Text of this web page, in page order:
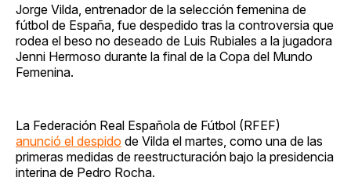
Jorge Vilda, entrenador de la selección femenina de
fútbol de España, fue despedido tras la controversia que
rodea el beso no deseado de Luis Rubiales a la jugadora
Jenni Hermoso durante la final de la Copa del Mundo
Femenina.
La Federación Real Española de Fútbol (RFEF)
anunció el despido de Vilda el martes, como una de las
primeras medidas de reestructuración bajo la presidencia
interina de Pedro Rocha.